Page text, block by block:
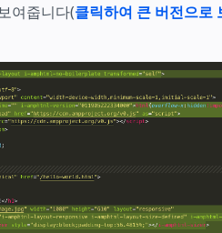
여줍니다(클릭하여 큰 버전으로